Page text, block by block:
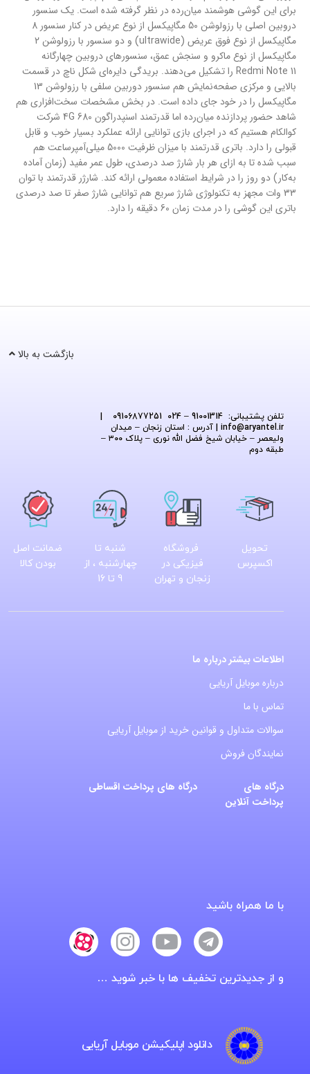
برای این گوشی هوشمند میان‌رده در نظر گرفته شده است. یک سنسور
دروبین اصلی با رزولوشن 50 مگاپیکسل از نوع عریض در کنار سنسور 8
مگاپیکسل از نوع فوق عریض (ultrawide) و دو سنسور با رزولوشن 2
مگاپیکسل از نوع ماکرو و سنجش عمق، سنسور‌های دروبین چهار‌گانه
Redmi Note 11 را تشکیل می‌دهند. بریدگی دایره‌ای شکل ناچ در قسمت
بالایی و مرکزی صفحه‌نمایش هم سنسور دوربین سلفی با رزولوشن 13
مگاپیکسل را در خود جای داده است. در بخش مشخصات سخت‌افزاری هم
شاهد حضور پردازنده میان‌رده اما قدرتمند اسنپدراگون 680 4G شرکت
کوالکام هستیم که در اجرای بازی توانایی ارائه عملکرد بسیار خوب و قابل
قبولی را دارد. باتری قدرتمند با میزان ظرفیت 5000 میلی‌آمپر‌ساعت هم
سبب شده تا به ازای هر بار شارژ صد درصدی، طول عمر مفید (زمان آماده
به‌کار) دو روز را در شرایط استفاده معمولی ارائه کند. شارژر قدرتمند با توان
33 وات مجهز به تکنولوژی شارژ سریع هم توانایی شارژ صفر تا صد درصدی
باتری این گوشی را در مدت زمان 60 دقیقه را دارد.
تلفن پشتیبانی: 91001314 – 024 09106877251
info@aryantel.ir
| آدرس : استان زنجان – میدان
ولیعصر – خیابان شیخ فضل الله نوری – پلاک ۳۰۰ –
طبقه دوم
بازگشت به بالا
تحویل
اکسپرس
فروشگاه
فیزیکی در
زنجان و تهران
شنبه تا
چهارشنبه ، از
9 تا 16
ضمانت اصل
بودن کالا
اطلاعات بیشتر درباره ما
درباره موبایل آریایی
تماس با ما
سوالات متداول و قوانین خرید از موبایل آریایی
نمایندگان فروش
درگاه های
پرداخت آنلاین
درگاه های پرداخت اقساطی
با ما همراه باشید
و از جدیدترین تخفیف ها با خبر شوید …
دانلود اپلیکیشن موبایل آریایی